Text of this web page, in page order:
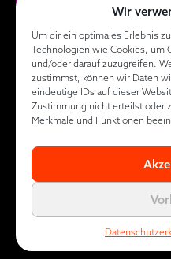
Wir
Um dir ein optimales Erlebnis
Technologien wie Cookies, um
und/oder darauf zuzugreifen.
zustimmst, können wir Daten
eindeutige IDs auf dieser
Zustimmung nicht erteilst oder
Merkmale und Funktionen